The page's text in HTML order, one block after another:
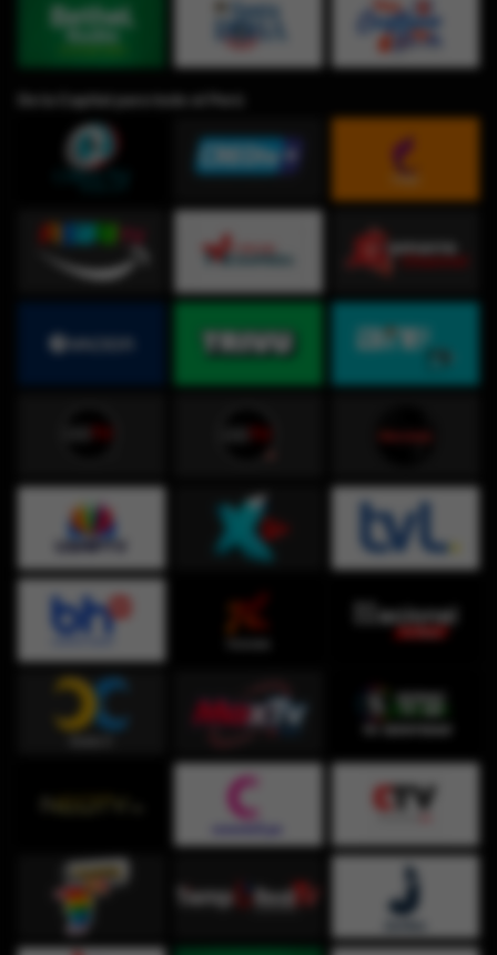
De la Capital para todo el Perú